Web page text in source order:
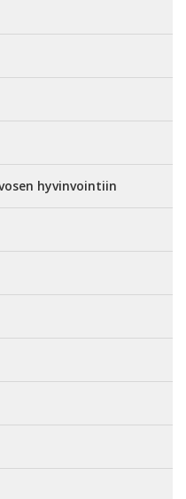
hyvinvointiin